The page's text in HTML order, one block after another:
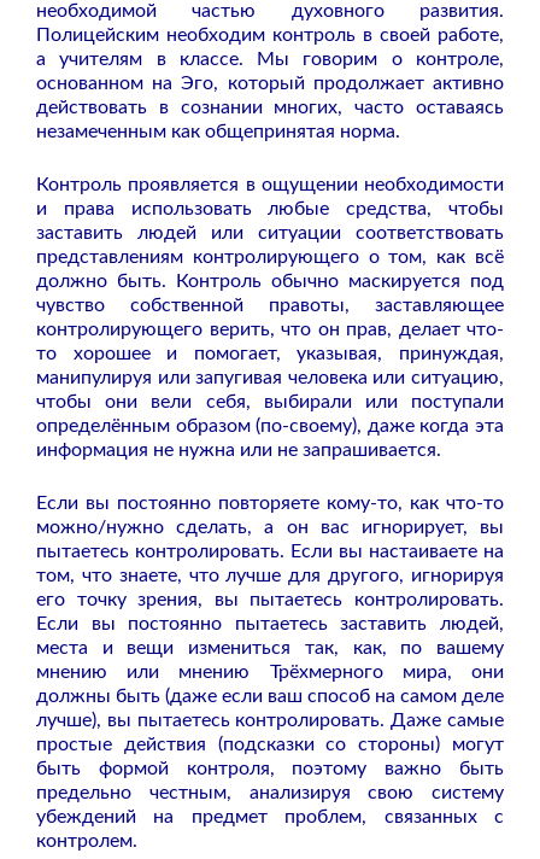
необходимой частью духовного развития.
Полицейским необходим контроль в своей работе,
а учителям в классе. Мы говорим о контроле,
основанном на Эго, который продолжает активно
действовать в сознании многих, часто оставаясь
незамеченным как общепринятая норма.
Контроль проявляется в ощущении необходимости
и права использовать любые средства, чтобы
заставить людей или ситуации соответствовать
представлениям контролирующего о том, как всё
должно быть. Контроль обычно маскируется под
чувство собственной правоты, заставляющее
контролирующего верить, что он прав, делает что-
то хорошее и помогает, указывая, принуждая,
манипулируя или запугивая человека или ситуацию,
чтобы они вели себя, выбирали или поступали
определённым образом (по-своему), даже когда эта
информация не нужна или не запрашивается.
Если вы постоянно повторяете кому-то, как что-то
можно/нужно сделать, а он вас игнорирует, вы
пытаетесь контролировать. Если вы настаиваете на
том, что знаете, что лучше для другого, игнорируя
его точку зрения, вы пытаетесь контролировать.
Если вы постоянно пытаетесь заставить людей,
места и вещи измениться так, как, по вашему
мнению или мнению Трёхмерного мира, они
должны быть (даже если ваш способ на самом деле
лучше), вы пытаетесь контролировать. Даже самые
простые действия (подсказки со стороны) могут
быть формой контроля, поэтому важно быть
предельно честным, анализируя свою систему
убеждений на предмет проблем, связанных с
контролем.